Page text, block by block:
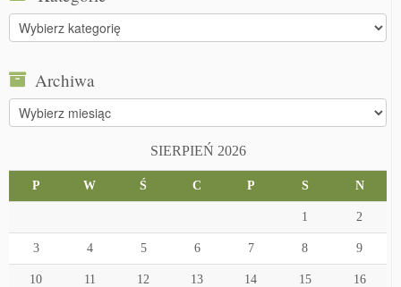
Kategorie
Archiwa
Archiwa
SIERPIEŃ 2026
P W Ś C P S N
1 2
3 4 5 6 7 8 9
10 11 12 13 14 15 16